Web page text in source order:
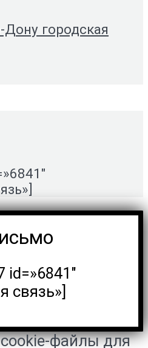
Дону городская
id=»6841″
связь»]
файлы для